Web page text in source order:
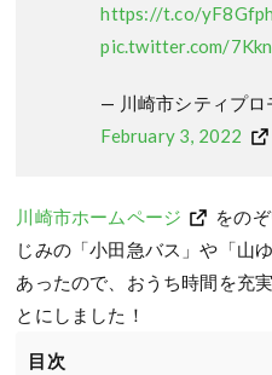
https://t.co/
pic.twitter.com/
— 川崎市シティプロ
February 3, 2022
川崎市ホームページ
をの
じみの「小田急バス」や「山
あったので、おうち時間を充
とにしました！
目次